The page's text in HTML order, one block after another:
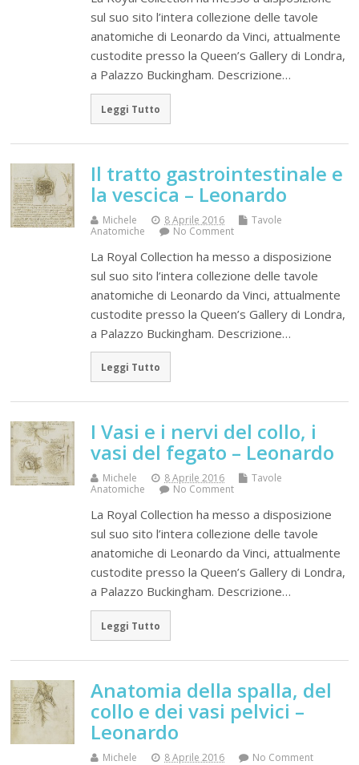
sul suo sito l’intera collezione delle tavole
anatomiche di Leonardo da Vinci, attualmente
custodite presso la Queen’s Gallery di Londra,
a Palazzo Buckingham. Descrizione…
Leggi Tutto
Il tratto gastrointestinale e
la vescica – Leonardo
Michele 8 Aprile 2016
Tavole
Anatomiche
No Comment
La Royal Collection ha messo a disposizione
sul suo sito l’intera collezione delle tavole
anatomiche di Leonardo da Vinci, attualmente
custodite presso la Queen’s Gallery di Londra,
a Palazzo Buckingham. Descrizione…
Leggi Tutto
I Vasi e i nervi del collo, i
vasi del fegato – Leonardo
Michele 8 Aprile 2016
Tavole
Anatomiche
No Comment
La Royal Collection ha messo a disposizione
sul suo sito l’intera collezione delle tavole
anatomiche di Leonardo da Vinci, attualmente
custodite presso la Queen’s Gallery di Londra,
a Palazzo Buckingham. Descrizione…
Leggi Tutto
Anatomia della spalla, del
collo e dei vasi pelvici –
Leonardo
Michele 8 Aprile 2016 No Comment